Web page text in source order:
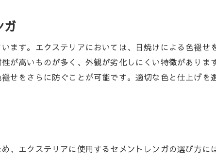
レンガのデザイン
の美しさ
の選定基準
トレンガの選び方
ガを使ったエクステリアデザイン
トレンガの使い方
ガのエクステリア
ガ
す。エクステリアにおいては、日焼けによる色褪せ
が高いものが多く、外観が劣化しにくい特徴がありま
せをさらに防ぐことが可能です。適切な色と仕上げを
、エクステリアに使用するセメントレンガの選び方に